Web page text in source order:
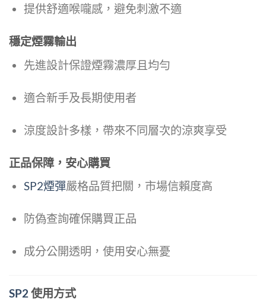
提供舒適喉嚨感，避免刺激不適
穩定煙霧輸出
先進設計保證煙霧濃厚且均勻
適合新手及長期使用者
涼度設計多樣，帶來不同層次的涼爽享受
正品保障，安心購買
SP2煙彈嚴格品質把關，市場信賴度高
防偽查詢確保購買正品
成分公開透明，使用安心無憂
SP2 使用方式